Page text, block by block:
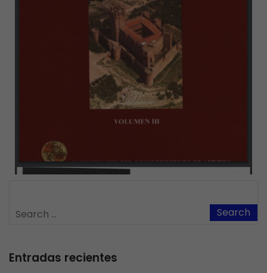
Entradas recientes